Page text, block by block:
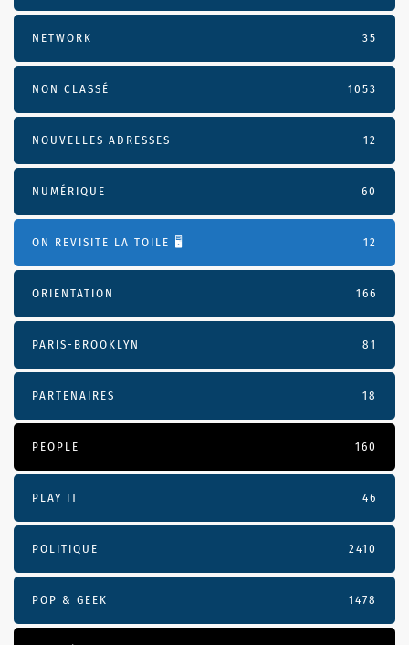
NETWORK 35
NON CLASSÉ 1053
NOUVELLES ADRESSES 12
NUMÉRIQUE 60
ON REVISITE LA TOILE 🖥️ 12
ORIENTATION 166
PARIS-BROOKLYN 81
PARTENAIRES 18
PEOPLE 160
PLAY IT 46
POLITIQUE 2410
POP & GEEK 1478